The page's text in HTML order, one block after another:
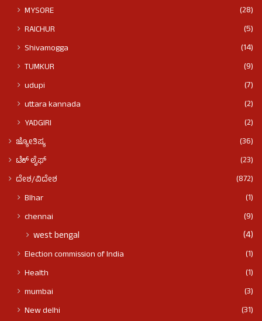
MYSORE
(28)
RAICHUR
(5)
Shivamogga
(14)
TUMKUR
(9)
udupi
(7)
uttara kannada
(2)
YADGIRI
(2)
ಜ್ಯೋತಿಷ್ಯ
(36)
ಟೆಕ್ ಲೈಫ್
(23)
ದೇಶ/ವಿದೇಶ
(872)
BIhar
(1)
chennai
(9)
west bengal (4)
Election commission of India
(1)
Health
(1)
mumbai
(3)
New delhi
(31)